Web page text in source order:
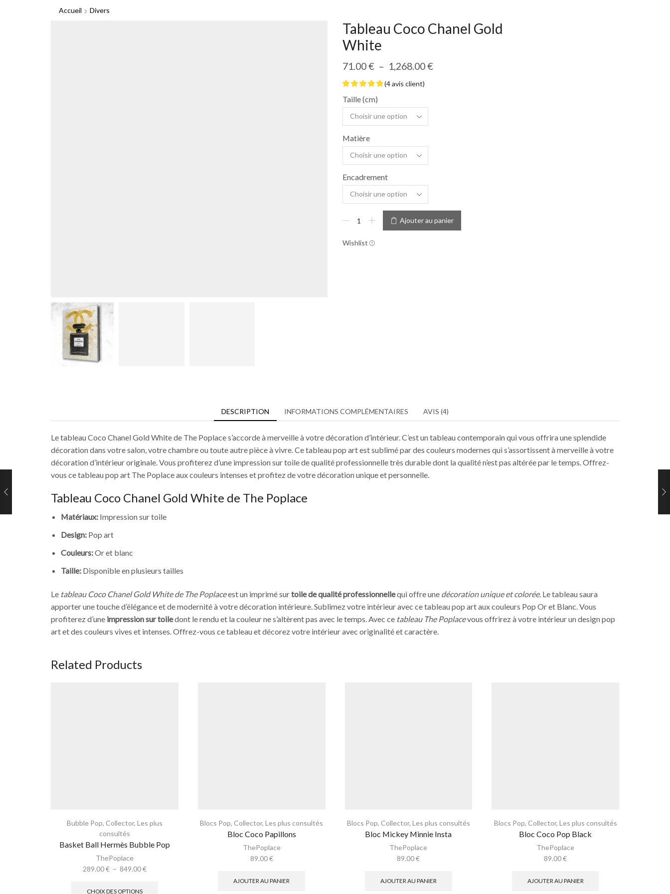
Accueil Divers
Tableau Coco Chanel Gold
White
71.00€ – 1,268.00€
(4avis client)
Taille (cm)
Matière
Encadrement
Ajouter au panier
Wishlist
DESCRIPTION INFORMATIONS COMPLÉMENTAIRES AVIS (4)
Le tableau Coco Chanel Gold White de The Poplace s’accorde à merveille à votre décoration d’intérieur. C’est un tableau contemporain qui vous offrira une splendide
décoration dans votre salon, votre chambre ou toute autre pièce à vivre. Ce tableau pop art est sublimé par des couleurs modernes qui s’assortissent à merveille à votre
décoration d’intérieur originale. Vous profiterez d’une impression sur toile de qualité professionnelle très durable dont la qualité n’est pas altérée par le temps. Offrez-
vous ce tableau pop art The Poplace aux couleurs intenses et profitez de votre décoration unique et personnelle.
Tableau Coco Chanel Gold White de The Poplace
Matériaux: Impression sur toile
Design: Pop art
Couleurs:Or et blanc
Taille: Disponible en plusieurs tailles
Le tableau Coco Chanel Gold White de The Poplaceest un imprimé surtoile de qualité professionnellequi offre une décoration unique et colorée. Le tableau saura
apporter une touche d’élégance et de modernité à votre décoration intérieure. Sublimez votre intérieur avec ce tableau pop art aux couleurs Pop Or et Blanc. Vous
profiterez d’une impression sur toiledont le rendu et la couleur ne s’altèrent pas avec le temps. Avec ce tableau The Poplacevous offrirez à votre intérieur un design pop
art et des couleurs vives et intenses. Offrez-vous ce tableau et décorez votre intérieur avec originalité et caractère.
Related Products
Bubble Pop, Collector, Les plus
consultés
Basket Ball Hermès Bubble Pop
ThePoplace
289.00€ – 849.00€
CHOIX DES OPTIONS
Blocs Pop,Collector,Les plus consultés
Bloc Coco Papillons
ThePoplace
89.00€
AJOUTER AU PANIER
Blocs Pop, Collector, Les plus consultés
Bloc Mickey Minnie Insta
ThePoplace
89.00€
AJOUTER AU PANIER
Blocs Pop, Collector, Les plus consultés
Bloc Coco Pop Black
ThePoplace
89.00€
AJOUTER AU PANIER